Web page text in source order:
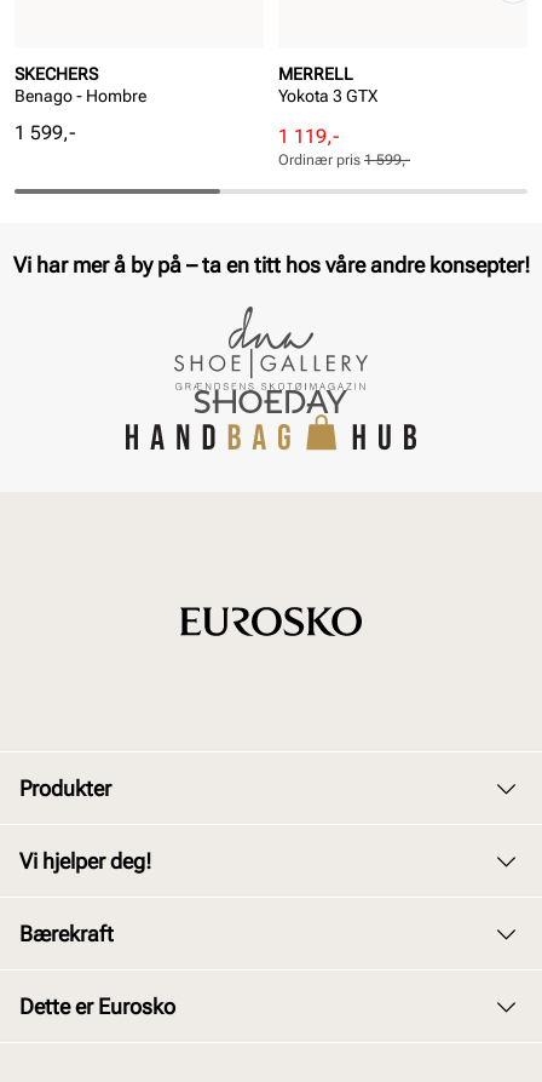
SKECHERS
Benago - Hombre
Pris
1 599,-
MERRELL
Yokota 3 GTX
Rabattert
pris
Pris
1 119,-
Ordinær
pris
Pris
Ordinær pris 1 599,-
Vi har mer å by på – ta en titt hos våre andre konsepter!
Produkter
Barn
Vi hjelper deg!
Kjøpsbetingelser
Bærekraft
Dette er Eurosko